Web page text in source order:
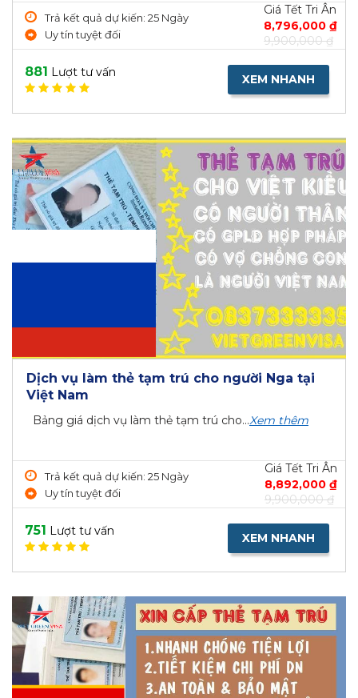
Trả kết quả dự kiến: 25 Ngày
Uy tín tuyệt đối
Giá Tết Tri Ân
8,796,000 ₫
9,900,000 ₫
881 Lượt tư vấn XEM NHANH
Dịch vụ làm thẻ tạm trú cho người Nga tại
Việt Nam
Bảng giá dịch vụ làm thẻ tạm trú cho...Xem thêm
Trả kết quả dự kiến: 25 Ngày
Uy tín tuyệt đối
Giá Tết Tri Ân
8,892,000 ₫
9,900,000 ₫
751 Lượt tư vấn XEM NHANH